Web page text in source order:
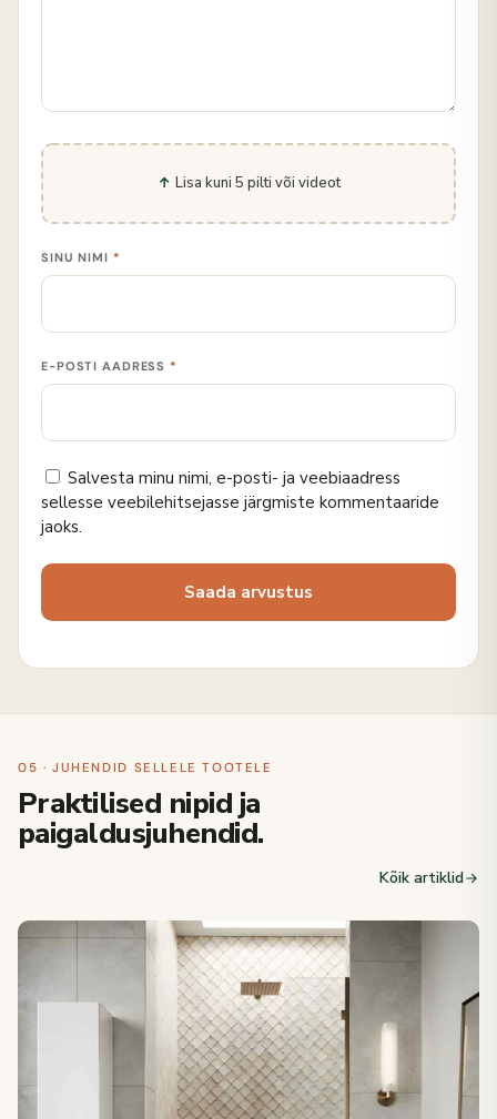
Lisa kuni 5 pilti või videot
SINU NIMI *
E-POSTI AADRESS *
Salvesta minu nimi, e-posti- ja veebiaadress
sellesse veebilehitsejasse järgmiste kommentaaride
jaoks.
05 · JUHENDID SELLELE TOOTELE
Praktilised nipid ja
paigaldusjuhendid.
Kõik artiklid